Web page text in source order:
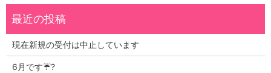
現在新規の受付は中止しています
6月です☔?